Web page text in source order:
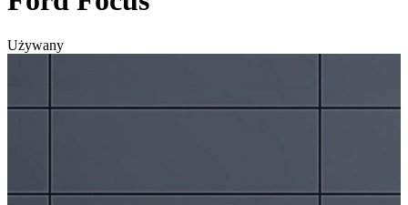
Używany